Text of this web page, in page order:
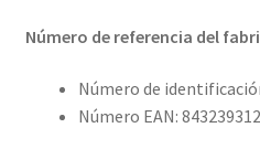
Número de referencia del
Número de
Número EAN: